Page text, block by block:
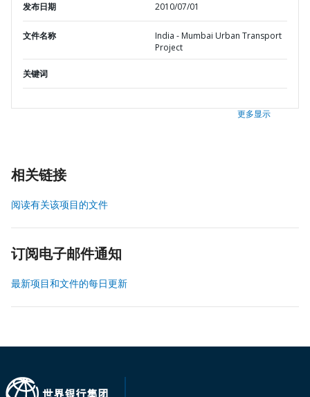
发布日期 2010/07/01
文件名称
India - Mumbai Urban Transport
Project
关键词
更多显示
相关链接
阅读有关该项目的文件
订阅电子邮件通知
最新项目和文件的每日更新